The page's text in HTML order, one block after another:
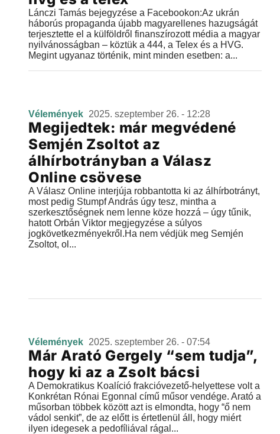
Lánczi Tamás bejegyzése a Facebookon:Az ukrán
háborús propaganda újabb magyarellenes hazugságát
terjesztette el a külföldről finanszírozott média a magyar
nyilvánosságban – köztük a 444, a Telex és a HVG.
Megint ugyanaz történik, mint minden esetben: a...
Vélemények 2025. szeptember 26. - 12:28
Megijedtek: már megvédené
Semjén Zsoltot az
álhírbotrányban a Válasz
Online csövese
A Válasz Online interjúja robbantotta ki az álhírbotrányt,
most pedig Stumpf András úgy tesz, mintha a
szerkesztőségnek nem lenne köze hozzá – úgy tűnik,
hatott Orbán Viktor megjegyzése a súlyos
jogkövetkezményekről.Ha nem védjük meg Semjén
Zsoltot, ol...
Vélemények 2025. szeptember 26. - 07:54
Már Arató Gergely “sem tudja”,
hogy ki az a Zsolt bácsi
A Demokratikus Koalíció frakcióvezető-helyettese volt a
Konkrétan Rónai Egonnal című műsor vendége. Arató a
műsorban többek között azt is elmondta, hogy “ő nem
vádol senkit”, de az előtt is értetlenül áll, hogy miért
ilyen idegesek a pedofíliával rágal...